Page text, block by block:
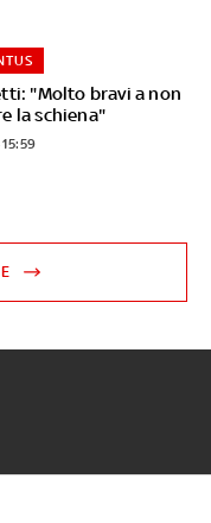
"Molto bravi a non
la schiena"